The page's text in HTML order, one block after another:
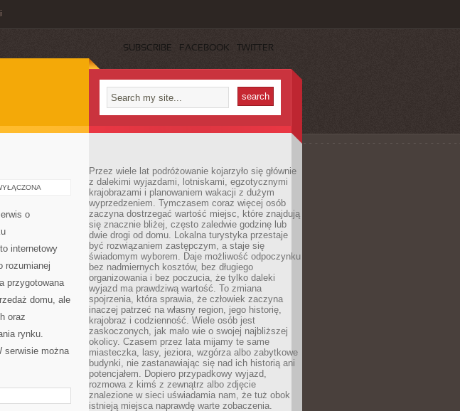
SUBSCRIBE FACEBOOK TWITTER
o
internetowy
rozumianej
przygotowana
domu, ale
oraz
rynku.
serwisie można
Przez wiele lat podróżowanie kojarzyło się głównie
z dalekimi wyjazdami, lotniskami, egzotycznymi
krajobrazami i planowaniem wakacji z dużym
wyprzedzeniem. Tymczasem coraz więcej osób
zaczyna dostrzegać wartość miejsc, które znajdują
się znacznie bliżej, często zaledwie godzinę lub
dwie drogi od domu. Lokalna turystyka przestaje
być rozwiązaniem zastępczym, a staje się
świadomym wyborem. Daje możliwość odpoczynku
bez nadmiernych kosztów, bez długiego
organizowania i bez poczucia, że tylko daleki
wyjazd ma prawdziwą wartość. To zmiana
spojrzenia, która sprawia, że człowiek zaczyna
inaczej patrzeć na własny region, jego historię,
krajobraz i codzienność. Wiele osób jest
zaskoczonych, jak mało wie o swojej najbliższej
okolicy. Czasem przez lata mijamy te same
miasteczka, lasy, jeziora, wzgórza albo zabytkowe
budynki, nie zastanawiając się nad ich historią ani
potencjałem. Dopiero przypadkowy wyjazd,
rozmowa z kimś z zewnątrz albo zdjęcie
znalezione w sieci uświadamia nam, że tuż obok
istnieją miejsca naprawdę warte zobaczenia.